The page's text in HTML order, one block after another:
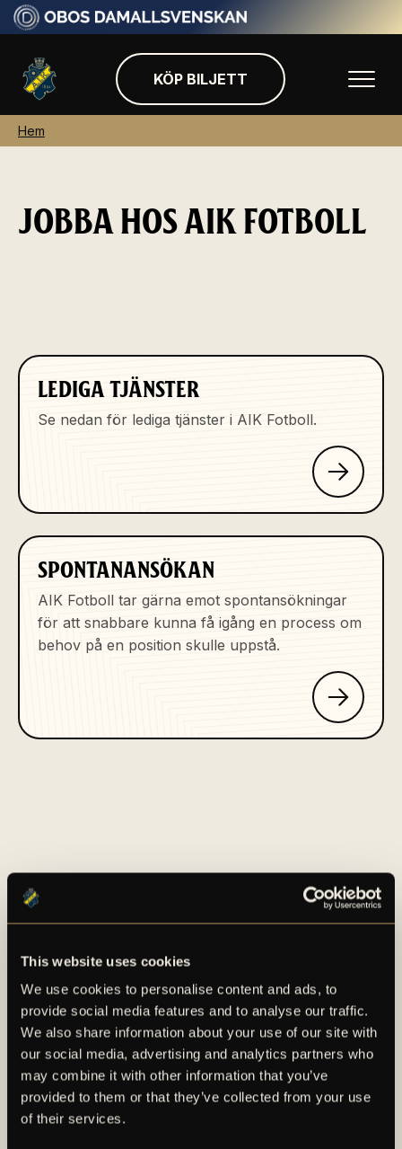
This website uses cookies
We use cookies to personalise content and ads, to
provide social media features and to analyse our traffic.
We also share information about your use of our site with
our social media, advertising and analytics partners who
may combine it with other information that you’ve
provided to them or that they’ve collected from your use
of their services.
KÖP BILJETT
Hem
JOBBA HOS AIK FOTBOLL
LEDIGA TJÄNSTER
Se nedan för lediga tjänster i AIK Fotboll.
SPONTANANSÖKAN
AIK Fotboll tar gärna emot spontansökningar
för att snabbare kunna få igång en process om
behov på en position skulle uppstå.
AIK – SEDAN 1891
AIK Fotboll AB bedriver AIK Fotbollsförenings
elitfotbollsverksamhet genom ett herrlag och ett
damlag. Herrlaget spelar i Allsvenskan och damlaget
spelar i OBOS Damallsvenskan. AIK Fotboll AB är
noterat på NGM Nordic Growth Market Stockholm.